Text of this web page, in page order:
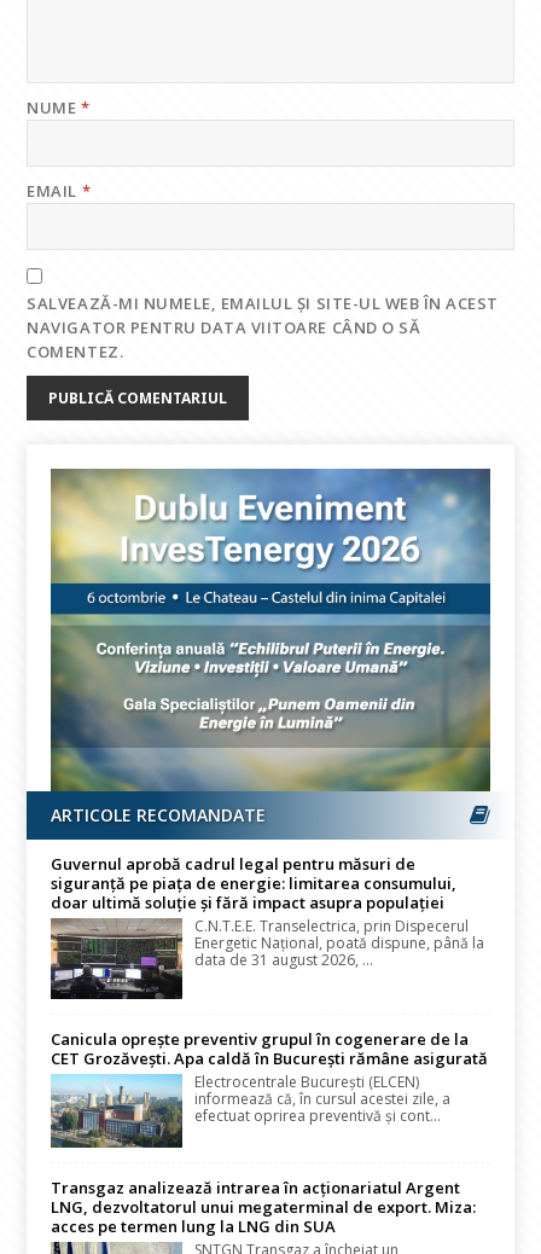
NUME*
EMAIL *
SALVEAZĂ-MI NUMELE, EMAILUL ȘI SITE-UL WEB ÎN ACEST
NAVIGATOR PENTRU DATA VIITOARE CÂND O SĂ
COMENTEZ.
ARTICOLE RECOMANDATE
Guvernul aprobă cadrul legal pentru măsuri de
siguranță pe piața de energie: limitarea consumului,
doar ultimă soluție și fără impact asupra populației
C.N.T.E.E. Transelectrica, prin Dispecerul
Energetic Național, poată dispune, până la
data de 31 august 2026, ...
Canicula oprește preventiv grupul în cogenerare de la
CET Grozăvești. Apa caldă în București rămâne asigurată
Electrocentrale București (ELCEN)
informează că, în cursul acestei zile, a
efectuat oprirea preventivă și cont...
Transgaz analizează intrarea în acționariatul Argent
LNG, dezvoltatorul unui megaterminal de export. Miza:
acces pe termen lung la LNG din SUA
SNTGN Transgaz a încheiat un